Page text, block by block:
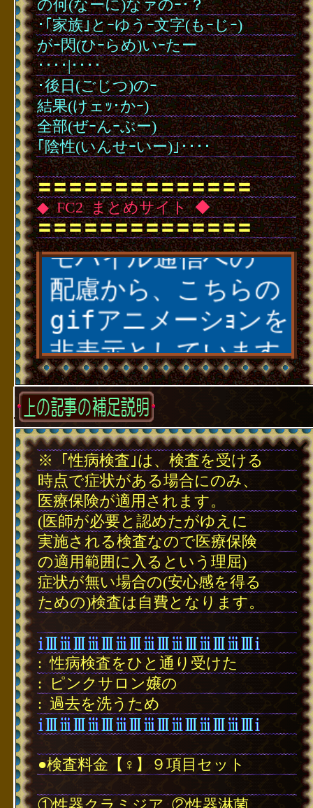
の何(なーに)なァのｰ･？
･｢家族｣とｰゆうｰ文字(もｰじｰ)
がｰ閃(ひｰらめ)いｰたー
････|････
･後日(ごじつ)のｰ
結果(けェｯ･かｰ)
全部(ぜｰんｰぶー)
｢陰性(いんせｰいー)｣････
･
〓〓〓〓〓〓〓〓〓〓〓〓〓〓
◆･FC2･まとめサイト･◆
〓〓〓〓〓〓〓〓〓〓〓〓〓〓
･
ここには 大容量の
gifアニメーシｮンが
添付されています｡
このモバイル向けの
テンプレートでは､
モバイル通信への
配慮から、こちらの
gifアニメーシｮンを
非表示としています｡
Ｗi-Fiの環境が確保
されている方は ここ
をタｯプすることで
gifアニメーシｮンを
別窓でご覧頂けます｡
･
※
｢性病検査｣は、検査を受ける
時点で症状がある場合にのみ、
医療保険が適用されます。
(医師が必要と認めたがゆえに
実施される検査なので医療保険
の適用範囲に入るという理屈)
症状が無い場合の(安心感を得る
ための)検査は自費となります。
: ･性病検査をひと通り受けた
:
ピンクサロン嬢の
: 過去を洗うため
●検査料金【♀】９項目セット